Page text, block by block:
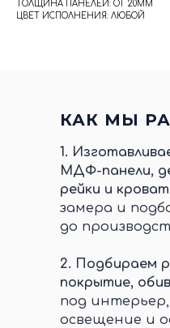
ТОЛЩИНА ПАНЕЛЕЙ: ОТ 20ММ
ЦВЕТ ИСПОЛНЕНИЯ: ЛЮБОЙ
КАК МЫ
1.
МДФ-панели,
рейки и
замера и
до
2. Подбираем
покрытие,
под интерьер,
освещение и